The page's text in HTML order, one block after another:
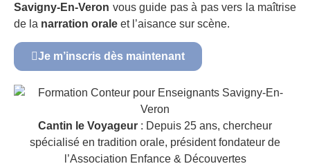
Savigny-En-Veron vous guide pas à pas vers la maîtrise
de la narration orale et l’aisance sur scène.
Je m’inscris dès maintenant
Cantin le Voyageur : Depuis 25 ans, chercheur
spécialisé en tradition orale, président fondateur de
l’Association Enfance & Découvertes